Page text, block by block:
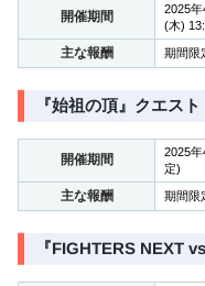
開催期間
2025
(木)
主な報酬 期間限
『始祖の頂』クエスト
開催期間
2025
定)
主な報酬 期間限
『FIGHTERS NEXT